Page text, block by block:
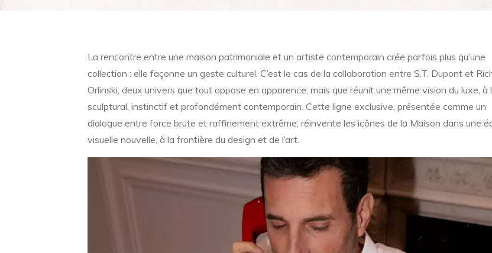
La rencontre entre une maison patrimoniale et un artiste contemporain crée parfois plus qu’une
collection : elle façonne un geste culturel. C’est le cas de la collaboration entre S.T. Dupont et
Orlinski, deux univers que tout oppose en apparence, mais que réunit une même vision du luxe, à
sculptural, instinctif et profondément contemporain. Cette ligne exclusive, présentée comme un
dialogue entre force brute et raffinement extrême, réinvente les icônes de la Maison dans une
visuelle nouvelle, à la frontière du design et de l’art.